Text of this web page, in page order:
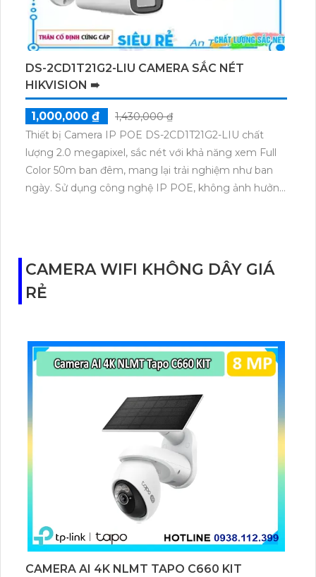
DS-2CD1T21G2-LIU CAMERA SẮC NÉT
HIKVISION ➠
1,000,000 ₫
1,430,000 ₫
Thiết bị Camera IP POE DS-2CD1T21G2-LIU chất
lượng 2.0 megapixel, sắc nét với khả năng xem Full
Color 50m ban đêm, mang lại trải nghiệm như ban
ngày. Sử dụng công nghệ IP POE, không ảnh hưởng
CAMERA WIFI KHÔNG DÂY GIÁ
RẺ
CAMERA AI 4K NLMT TAPO C660 KIT